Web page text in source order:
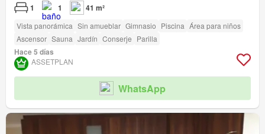
1 1 41 m²
Vista panorámica Sin amueblar Gimnasio Piscina Área para niños
Ascensor Sauna Jardín Conserje Parilla
Hace 5 días
ASSETPLAN
WhatsApp